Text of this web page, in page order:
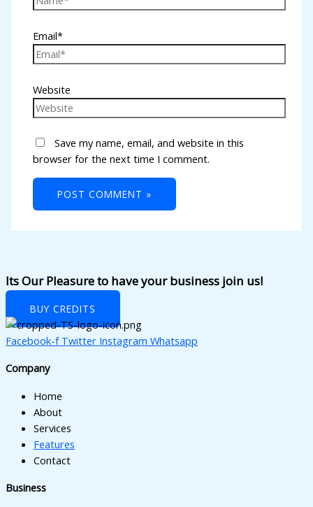
Email*
Website
Save my name, email, and website in this
browser for the next time I comment.
Its Our Pleasure to have your business join us!
BUY CREDITS
Facebook-f Twitter Instagram Whatsapp
Company
Home
About
Services
Features
Contact
Business